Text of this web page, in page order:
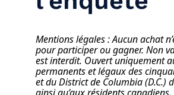
Mentions légales : Aucun achat
pour participer ou gagner. Non
est interdit. Ouvert uniquement
permanents et légaux des
et du District de Columbia (D.C.)